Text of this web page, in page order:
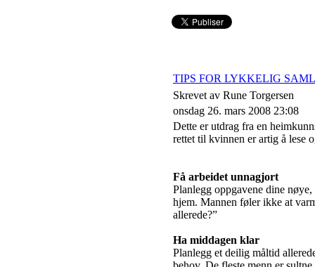
TIPS FOR LYKKELIG
Skrevet av Rune Torgersen
onsdag 26. mars 2008 23:08
Dette er utdrag fra en
rettet til kvinnen er artig å lese
Få arbeidet unnagjort
Planlegg oppgavene dine
hjem. Mannen føler ikke at
allerede?”
Ha middagen klar
Planlegg et deilig måltid